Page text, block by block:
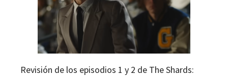
Revisión de los episodios 1 y 2 de The Shards: